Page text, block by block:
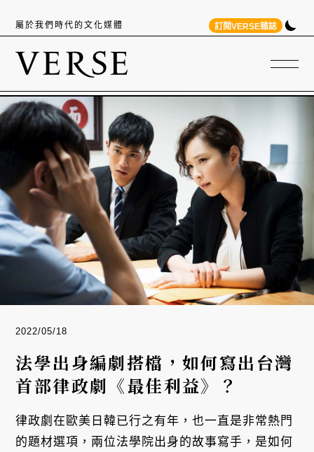
屬於我們時代的文化媒體 訂閱VERSE雜誌
2022/05/18
法學出身編劇搭檔，如何寫出台灣
首部律政劇《最佳利益》？
律政劇在歐美日韓已行之有年，也一直是非常熱門
的題材選項，兩位法學院出身的故事寫手，是如何